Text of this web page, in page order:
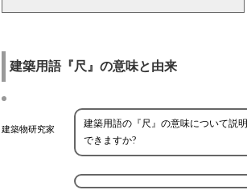
建築用語『尺』の意味と由来
建築物研究家
建築用語の『尺』の意味について説明
できますか?